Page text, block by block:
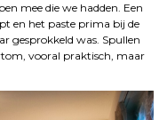
mee die we hadden. Een
en het paste prima bij de
gesprokkeld was. Spullen
vooral praktisch, maar